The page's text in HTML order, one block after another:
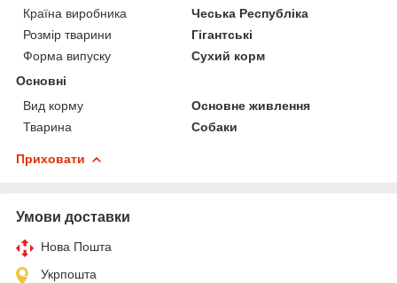
Країна виробника
Чеська Республіка
Розмір тварини
Гігантські
Форма випуску
Сухий корм
Основні
Вид корму
Основне живлення
Тварина
Собаки
Приховати
Умови доставки
Нова Пошта
Укрпошта